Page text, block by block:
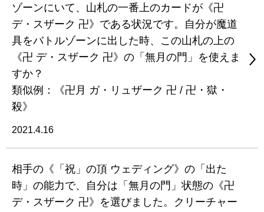
ゾーンにいて、山札の一番上のカードが《卍
デ・スザーク 卍》である状況です。自分が魔道
具をバトルゾーンに出した時、この山札の上の
《卍 デ・スザーク 卍》の「無月の門」を使えま
すか？
類似例：《卍月 ガ・リュザーク 卍 / 卍・獄・
殺》
2021.4.16
相手の《「祝」の頂 ウェディング》の「出た
時」の能力で、自分は「無月の門」状態の《卍
デ・スザーク 卍》を選びました。クリーチャー